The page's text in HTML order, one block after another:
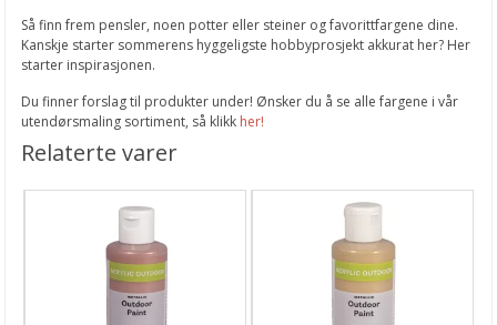
Så finn frem pensler, noen potter eller steiner og favorittfargene dine.
Kanskje starter sommerens hyggeligste hobbyprosjekt akkurat her? Her
starter inspirasjonen.
Du finner forslag til produkter under! Ønsker du å se alle fargene i vår
utendørsmaling sortiment, så klikk her!
Relaterte varer